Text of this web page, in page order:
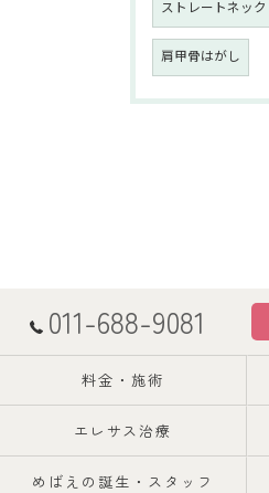
ストレートネック
肩甲骨はがし
011-688-9081
料金・施術
エレサス治療
めばえの誕生・スタッフ